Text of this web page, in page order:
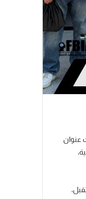
– كلية الإعلام – جامعة الأهرام الكندية، مشروع تخرجهم لعام 2025 تحت عنوان